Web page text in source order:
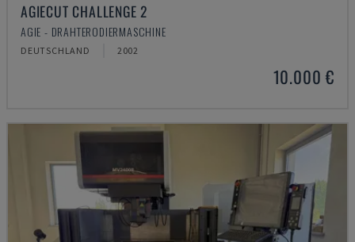
AGIECUT CHALLENGE 2
AGIE - DRAHTERODIERMASCHINE
DEUTSCHLAND 2002
10.000 €